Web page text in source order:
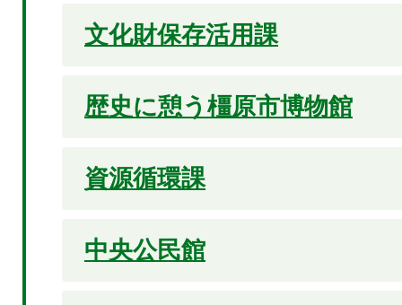
文化財保存活用課
歴史に憩う橿原市博物館
資源循環課
中央公民館